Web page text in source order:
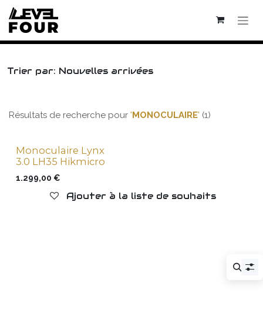
Se rendre au contenu
Trier par: Nouvelles arrivées
Résultats de recherche pour 'MONOCULAIRE' (1)
Monoculaire Lynx
3.0 LH35 Hikmicro
1.299,00 €
Ajouter à la liste de souhaits